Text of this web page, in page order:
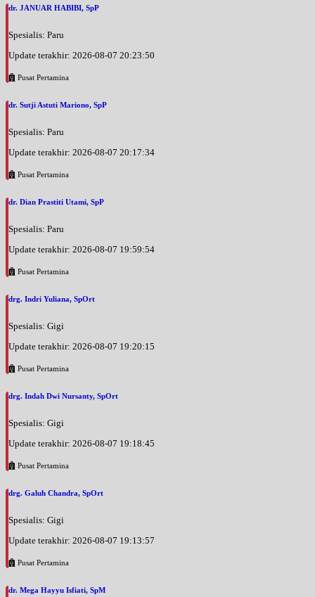
dr. JANUAR HABIBI, SpP
Spesialis: Paru
Update terakhir: 2026-08-07 20:23:50
Pusat Pertamina
dr. Sutji Astuti Mariono, SpP
Spesialis: Paru
Update terakhir: 2026-08-07 20:17:34
Pusat Pertamina
dr. Dian Prastiti Utami, SpP
Spesialis: Paru
Update terakhir: 2026-08-07 19:59:54
Pusat Pertamina
drg. Indri Yuliana, SpOrt
Spesialis: Gigi
Update terakhir: 2026-08-07 19:20:15
Pusat Pertamina
drg. Indah Dwi Nursanty, SpOrt
Spesialis: Gigi
Update terakhir: 2026-08-07 19:18:45
Pusat Pertamina
drg. Galuh Chandra, SpOrt
Spesialis: Gigi
Update terakhir: 2026-08-07 19:13:57
Pusat Pertamina
dr. Mega Hayyu Isfiati, SpM